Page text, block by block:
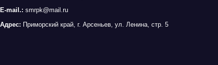
E-mail.: smrpk@mail.ru
Адрес: Приморский край, г. Арсеньев, ул. Ленина, стр. 5